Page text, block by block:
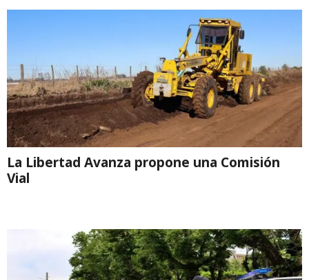
La Libertad Avanza propone una Comisión
Vial